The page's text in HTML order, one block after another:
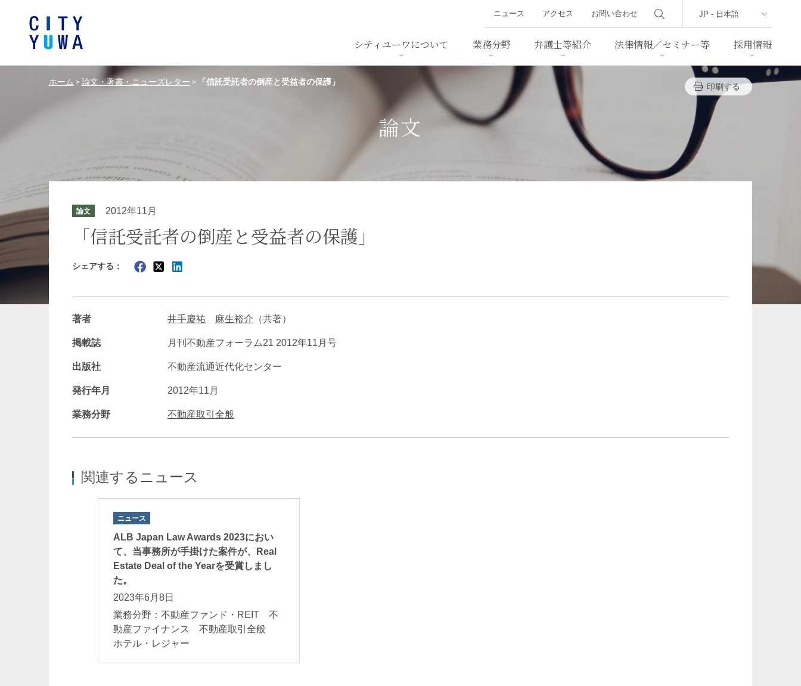
シティユーワについて
沿革 アクセス
業務分野
M&A 事業再生・倒産
通商法・経済安全保障
危機管理／コンプライアンス 中国法務
エネルギー・資源 ライフサイエンス・製薬
暗号資産・NFT 建設・建築 インフラ／PFI／PPP
弁護士等紹介 法律情報／セミナー等
セミナー/講演等 ニューズレター 判例紹介
法律用語集
採用情報
スタッフ採用
ニュース アクセス お問い合わせ
ホーム > 論文・著書・ニューズレター > 「信託受託者の倒産と受益者の保護」 印刷する
論文
論文 2012年11月
「信託受託者の倒産と受益者の保護」
シェアする：
著者 井手慶祐 麻生裕介 （共著）
掲載誌 月刊不動産フォーラム21 2012年11月号
出版社 不動産流通近代化センター
発行年月 2012年11月
業務分野 不動産取引全般
関連するニュース
ニュース
ALB Japan Law Awards 2023におい
て、当事務所が手掛けた案件が、Real
Estate Deal of the Yearを受賞しまし
た。
2023年6月8日
業務分野：不動産ファンド・REIT 不
動産ファイナンス 不動産取引全般
ホテル・レジャー